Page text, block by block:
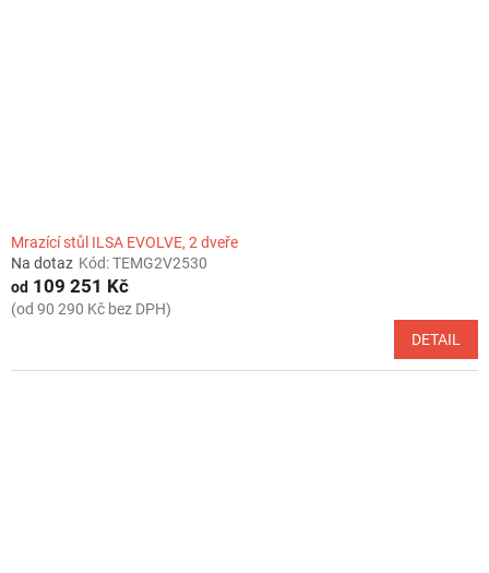
Mrazící stůl ILSA EVOLVE, 2 dveře
Na dotaz Kód:TEMG2V2530
od 109 251 Kč
(od 90 290 Kč bez DPH)
DETAIL